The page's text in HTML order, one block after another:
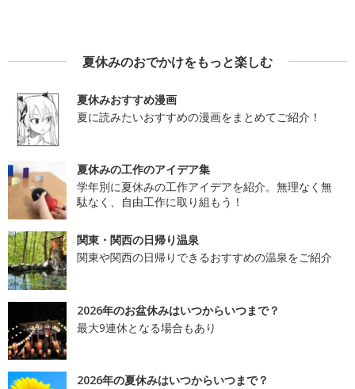
夏休みのおでかけをもっと楽しむ
夏休みおすすめ漫画
夏に読みたいおすすめの漫画をまとめてご紹介！
夏休みの工作のアイデア集
学年別に夏休みの工作アイデアを紹介。無理なく無
駄なく、自由工作に取り組もう！
関東・関西の日帰り温泉
関東や関西の日帰りできるおすすめの温泉をご紹介
2026年のお盆休みはいつからいつまで？
最大9連休となる場合もあり
2026年の夏休みはいつからいつまで？